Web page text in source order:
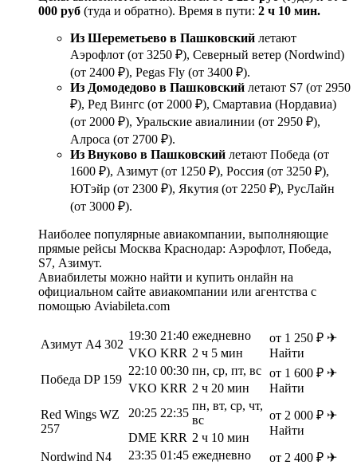
000 руб (туда и обратно). Время в пути: 2 ч 10 мин.
Из Шереметьево в Пашковский летают
Аэрофлот (от 3250 ₽), Северный ветер (Nordwind)
(от 2400 ₽), Pegas Fly (от 3400 ₽).
Из Домодедово в Пашковский летают S7 (от 2950
₽), Ред Вингс (от 2000 ₽), Смартавиа (Нордавиа)
(от 2000 ₽), Уральские авиалинии (от 2950 ₽),
Алроса (от 2700 ₽).
Из Внуково в Пашковский летают Победа (от
1600 ₽), Азимут (от 1250 ₽), Россия (от 3250 ₽),
ЮТэйр (от 2300 ₽), Якутия (от 2250 ₽), РусЛайн
(от 3000 ₽).
Наиболее популярные авиакомпании, выполняющие
прямые рейсы Москва Краснодар: Аэрофлот, Победа,
S7, Азимут.
Авиабилеты можно найти и купить онлайн на
официальном сайте авиакомпании или агентства с
помощью Aviabileta.com
Азимут A4 302
19:30 21:40 ежедневно
от 1 250 ₽ ✈
Найти
VKO KRR 2 ч 5 мин
Победа DP 159
22:10 00:30 пн, ср, пт, вс от 1 600 ₽ ✈
Найти
VKO KRR 2 ч 20 мин
Red Wings WZ
257
20:25 22:35
пн, вт, ср, чт,
вс
от 2 000 ₽ ✈
Найти
DME KRR 2 ч 10 мин
Nordwind N4
23:35 01:45 ежедневно от 2 400 ₽ ✈